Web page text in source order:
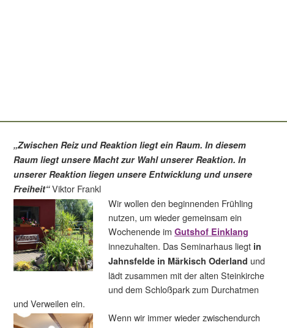
„Zwischen Reiz und Reaktion liegt ein Raum. In diesem
Raum liegt unsere Macht zur Wahl unserer Reaktion. In
unserer Reaktion liegen unsere Entwicklung und unsere
Freiheit“ Viktor Frankl
Wir wollen den beginnenden Frühling
nutzen, um wieder gemeinsam ein
Wochenende im Gutshof Einklang
innezuhalten. Das Seminarhaus liegt in
Jahnsfelde in Märkisch Oderland und
lädt zusammen mit der alten Steinkirche
und dem Schloßpark zum Durchatmen
und Verweilen ein.
Wenn wir immer wieder zwischendurch